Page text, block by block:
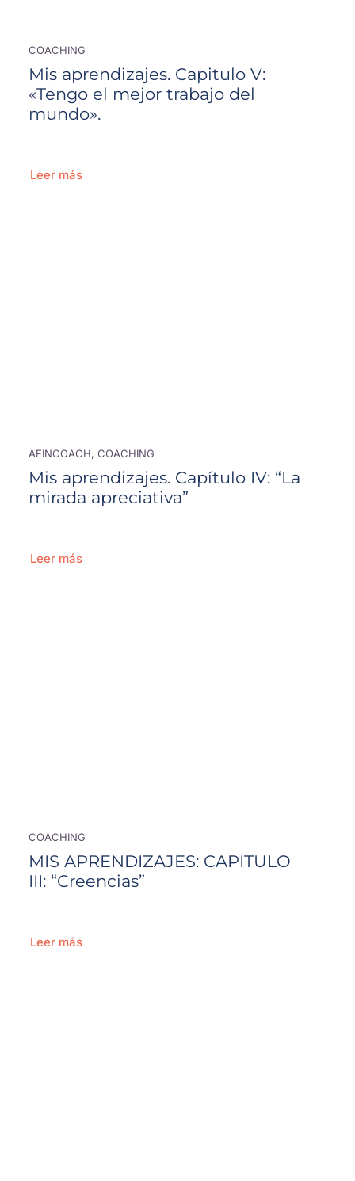
COACHING
Mis aprendizajes. Capitulo V:
«Tengo el mejor trabajo del
mundo».
Leer más
AFINCOACH, COACHING
Mis aprendizajes. Capítulo IV: “La
mirada apreciativa”
Leer más
COACHING
MIS APRENDIZAJES: CAPITULO
III: “Creencias”
Leer más